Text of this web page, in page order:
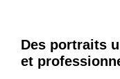
Des portraits
et